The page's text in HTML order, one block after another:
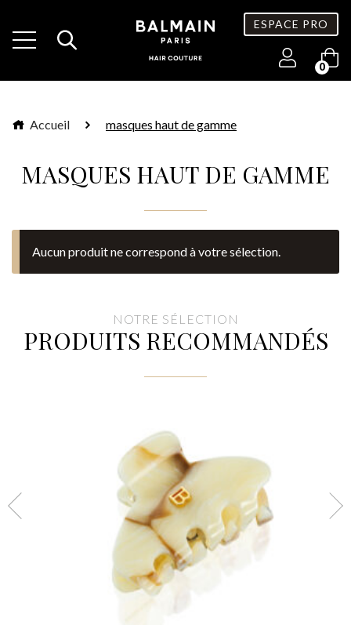
ESPACE PRO
0
Accueil masques haut de gamme
MASQUES HAUT DE GAMME
Aucun produit ne correspond à votre sélection.
NOTRE SÉLECTION
PRODUITS RECOMMANDÉS